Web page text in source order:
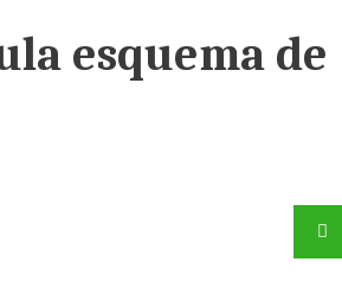
esquema de